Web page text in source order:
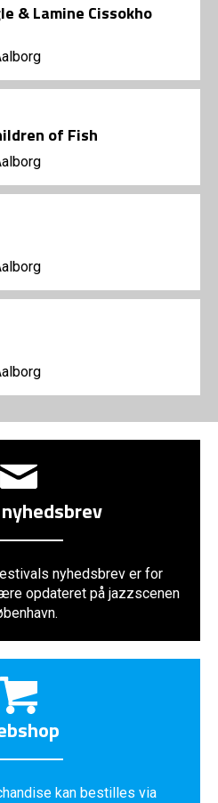
& Lamine Cissokho
of Fish
nyhedsbrev er for
opdateret på jazzscenen
kan bestilles via